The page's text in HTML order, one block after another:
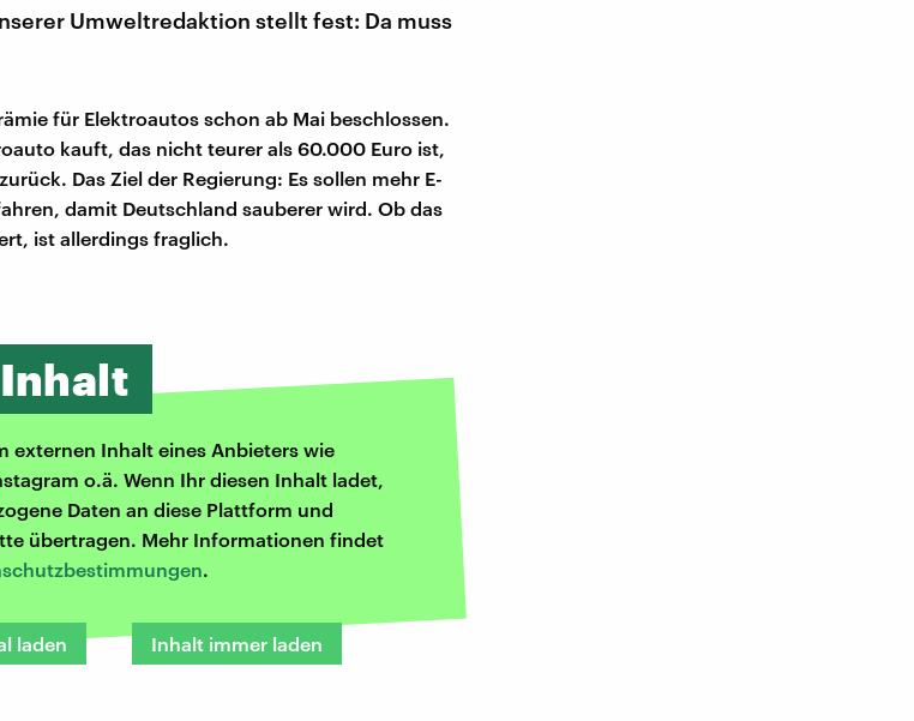
Umweltredaktion stellt fest: Da muss
für Elektroautos schon ab Mai beschlossen.
kauft, das nicht teurer als 60.000 Euro ist,
Das Ziel der Regierung: Es sollen mehr E-
damit Deutschland sauberer wird. Ob das
ist allerdings fraglich.
externen Inhalt eines Anbieters wie
o.ä. Wenn Ihr diesen Inhalt ladet,
Daten an diese Plattform und
übertragen. Mehr Informationen findet
.
laden Inhalt immer laden